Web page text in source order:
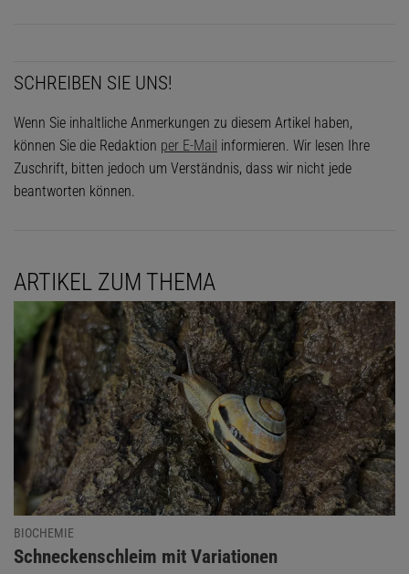
SCHREIBEN SIE UNS!
Wenn Sie inhaltliche Anmerkungen zu diesem Artikel haben,
können Sie die Redaktion per E-Mail informieren. Wir lesen Ihre
Zuschrift, bitten jedoch um Verständnis, dass wir nicht jede
beantworten können.
ARTIKEL ZUM THEMA
BIOCHEMIE
:
Schneckenschleim mit Variationen